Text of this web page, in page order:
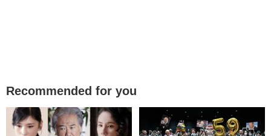
Recommended for you